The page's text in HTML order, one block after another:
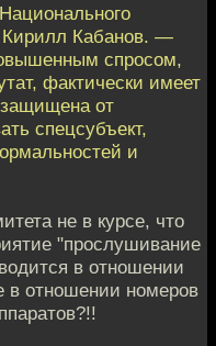
Кирилл Кабанoв. —
спросом,
фактически имеет
защищена от
спецсубъект,
и
не в курсе, что
"прослушивание
в отношении
в отношении номеров